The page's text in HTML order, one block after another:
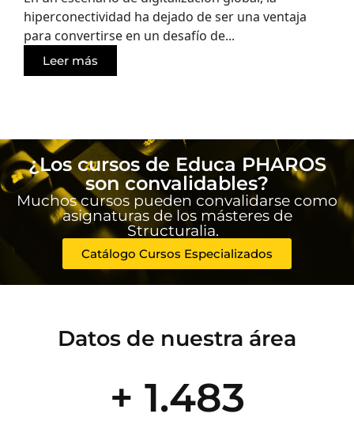
hiperconectividad ha dejado de ser una ventaja
para convertirse en un desafío de...
Leer más
¿Los cursos de Educa PHAROS
son convalidables?
Muchos cursos pueden convalidarse como
asignaturas de los másteres de
Structuralia.
Catálogo Cursos Especializados
Datos de nuestra área
+ 1.483